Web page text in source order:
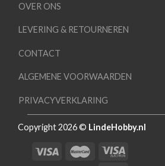
OVER ONS
LEVERING & RETOURNEREN
CONTACT
ALGEMENE VOORWAARDEN
PRIVACYVERKLARING
Copyright 2026 © LindeHobby.nl